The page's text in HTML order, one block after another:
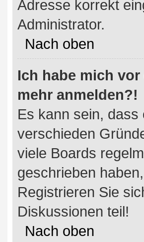
Adresse korrekt
Administrator.
Nach oben
Ich habe mich
mehr anmelden?!
Es kann sein,
verschieden
viele Boards
geschrieben
Registrieren Sie
Diskussionen teil!
Nach oben